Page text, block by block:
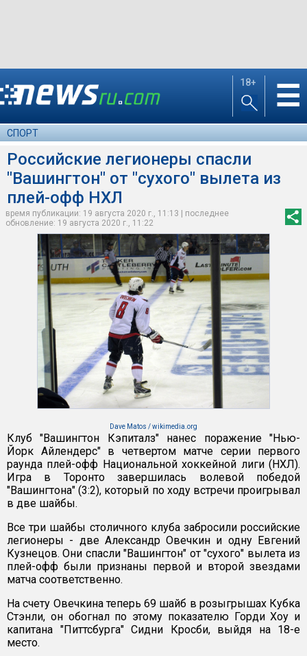
18+ ☰
СПОРТ
Российские легионеры спасли
"Вашингтон" от "сухого" вылета из
плей-офф НХЛ
время публикации: 19 августа 2020 г., 11:13 | последнее
обновление: 19 августа 2020 г., 11:22
Dave Matos / wikimedia.org
Клуб "Вашингтон Кэпиталз" нанес поражение "Нью-
Йорк Айлендерс" в четвертом матче серии первого
раунда плей-офф Национальной хоккейной лиги (НХЛ).
Игра в Торонто завершилась волевой победой
"Вашингтона" (3:2), который по ходу встречи проигрывал
в две шайбы.
Все три шайбы столичного клуба забросили российские
легионеры - две Александр Овечкин и одну Евгений
Кузнецов. Они спасли "Вашингтон" от "сухого" вылета из
плей-офф были признаны первой и второй звездами
матча соответственно.
На счету Овечкина теперь 69 шайб в розыгрышах Кубка
Стэнли, он обогнал по этому показателю Горди Хоу и
капитана "Питтсбурга" Сидни Кросби, выйдя на 18-е
место.